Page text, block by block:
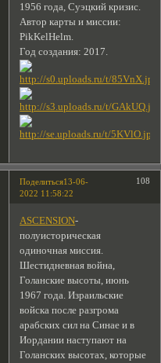
1956 года, Суэцкий кризис.
Автор карты и миссии:
PikKelHelm.
Год создания: 2017.
Поделиться 108
13-06-
2022 11:58:22
ASCENSION-
полуисторическая
одиночная миссия.
Шестидневная война,
Голанские высоты, июнь
1967 года. Израильские
войска после разгрома
арабских сил на Синае и в
Иордании наступают на
Голанских высотах, которые